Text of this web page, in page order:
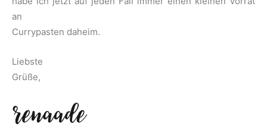
an
Currypasten daheim.
Liebste
Grüße,